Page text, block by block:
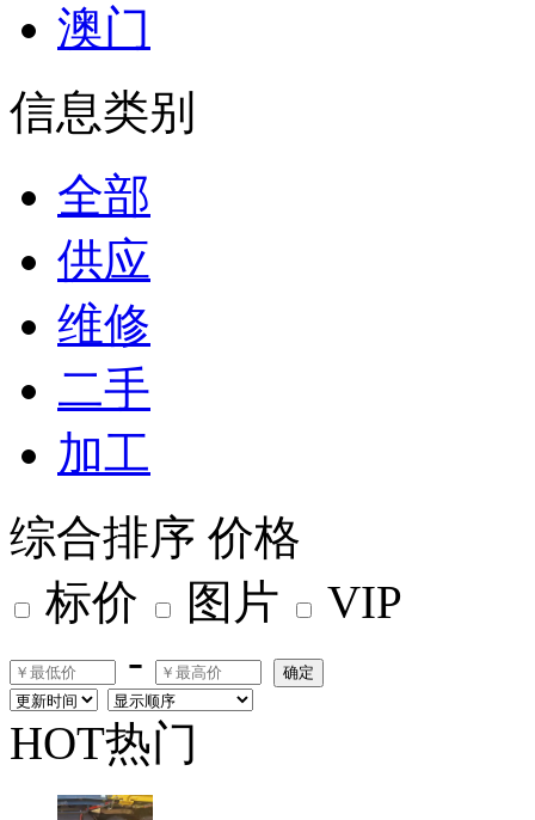
澳门
信息类别
全部
供应
维修
二手
加工
综合排序 价格
标价
图片
VIP
-
确定
HOT热门